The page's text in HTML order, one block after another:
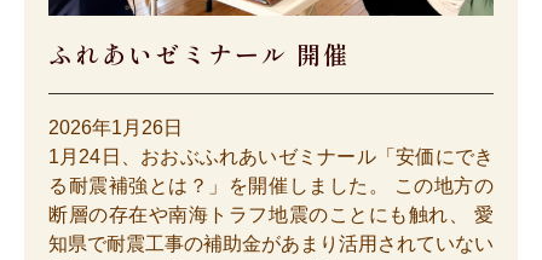
ふれあいゼミナール 開催
2026年1月26日
1月24日、おおぶふれあいゼミナール「安価にでき
る耐震補強とは？」を開催しました。 この地方の
断層の存在や南海トラフ地震のことにも触れ、 愛
知県で耐震工事の補助金があまり活用されていない